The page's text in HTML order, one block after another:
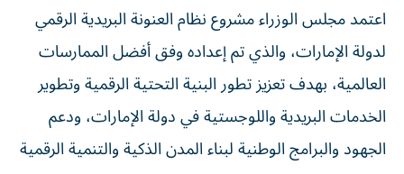
اعتمد مجلس الوزراء مشروع نظام العنونة البريدية الرقمي
لدولة الإمارات، والذي تم إعداده وفق أفضل الممارسات
العالمية، بهدف تعزيز تطور البنية التحتية الرقمية وتطوير
الخدمات البريدية واللوجستية في دولة الإمارات، ودعم
الجهود والبرامج الوطنية لبناء المدن الذكية والتنمية الرقمية